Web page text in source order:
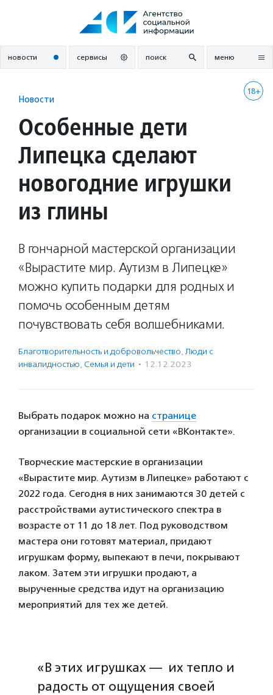
новости сервисы поиск меню
18+
Новости
Особенные дети
Липецка сделают
новогодние игрушки
из глины
В гончарной мастерской организации
«Вырастите мир. Аутизм в Липецке»
можно купить подарки для родных и
помочь особенным детям
почувствовать себя волшебниками.
Благотвори­тель­ность и доброволь­чест­во, Люди с
инвалидностью, Семья и дети · 12.12.2023
Выбрать подарок можно на странице
организации в социальной сети «ВКонтакте».
Творческие мастерские в организации
«Вырастите мир. Аутизм в Липецке» работают с
2022 года. Сегодня в них занимаются 30 детей с
расстройствами аутистического спектра в
возрасте от 11 до 18 лет. Под руководством
мастера они готовят материал, придают
игрушкам форму, выпекают в печи, покрывают
лаком. Затем эти игрушки продают, а
вырученные средства идут на организацию
мероприятий для тех же детей.
«В этих игрушках — их тепло и
радость от ощущения своей